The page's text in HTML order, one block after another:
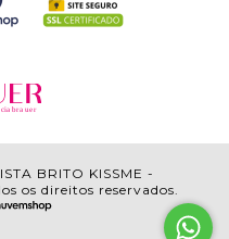
Feito por @agenciabrauer
BRITO KISSME -
os direitos reservados.